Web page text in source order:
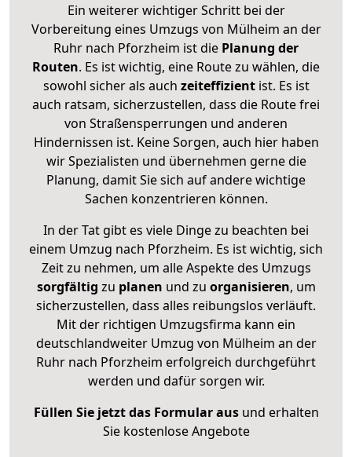
Ein weiterer wichtiger Schritt bei der
Vorbereitung eines Umzugs von Mülheim an der
Ruhr nach Pforzheim ist die Planung der
Routen. Es ist wichtig, eine Route zu wählen, die
sowohl sicher als auch zeiteffizientist. Es ist
auch ratsam, sicherzustellen, dass die Route frei
von Straßensperrungen und anderen
Hindernissen ist. Keine Sorgen, auch hier haben
wir Spezialisten und übernehmen gerne die
Planung, damit Sie sich auf andere wichtige
Sachen konzentrieren können.
In der Tat gibt es viele Dinge zu beachten bei
einem Umzug nach Pforzheim. Es ist wichtig, sich
Zeit zu nehmen, um alle Aspekte des Umzugs
sorgfältig zu planen und zu organisieren, um
sicherzustellen, dass alles reibungslos verläuft.
Mit der richtigen Umzugsfirma kann ein
deutschlandweiter Umzug von Mülheim an der
Ruhr nach Pforzheim erfolgreich durchgeführt
werden und dafür sorgen wir.
Füllen Sie jetzt das Formular ausund erhalten
Sie kostenlose Angebote